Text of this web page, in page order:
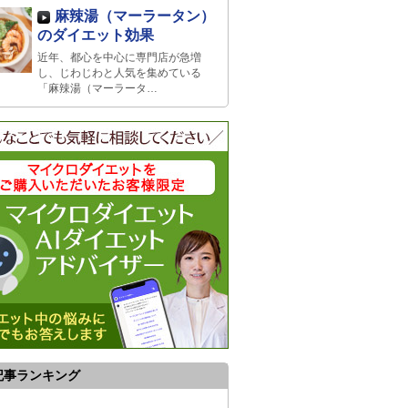
麻辣湯（マーラータン）
のダイエット効果
近年、都心を中心に専門店が急増
し、じわじわと人気を集めている
「麻辣湯（マーラータ…
事ランキング